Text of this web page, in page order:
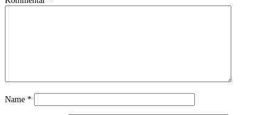
Name *